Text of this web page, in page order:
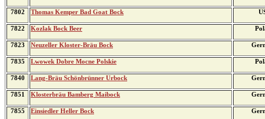
7802 Thomas Kemper Bad Goat Bock
7822 Kozlak Bock Beer
7823 Neuzeller Kloster-Bräu Bock
7835 Lwowek Dobre Mocne Polskie
7840 Lang-Bräu Schönbrünner Urbock
7851 Klosterbräu Bamberg Maibock
7855 Einsiedler Heller Bock